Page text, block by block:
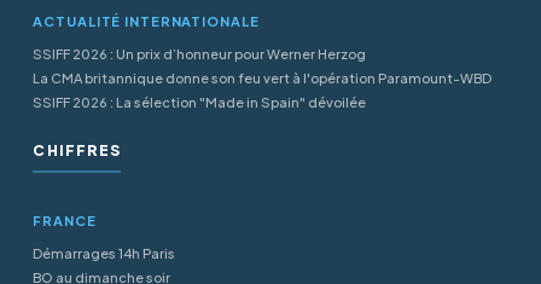
ACTUALITÉ INTERNATIONALE
SSIFF 2026 : Un prix d’honneur pour Werner Herzog
La CMA britannique donne son feu vert à l'opération Paramount-WBD
SSIFF 2026 : La sélection "Made in Spain" dévoilée
CHIFFRES
FRANCE
Démarrages 14h Paris
BO au dimanche soir